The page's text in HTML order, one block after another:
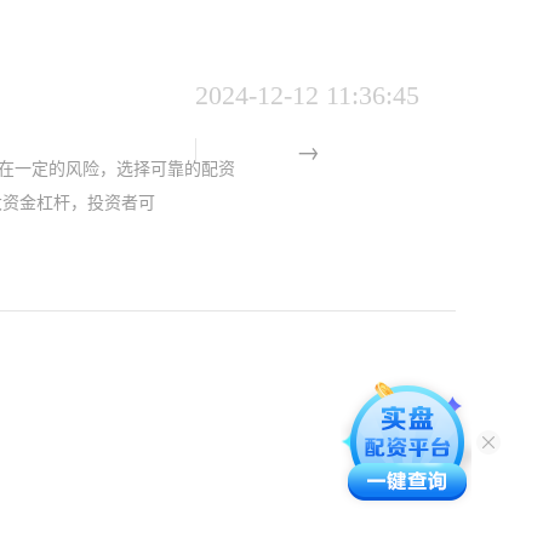
2024-12-12 11:36:45
一定的风险，选择可靠的配资
金杠杆，投资者可